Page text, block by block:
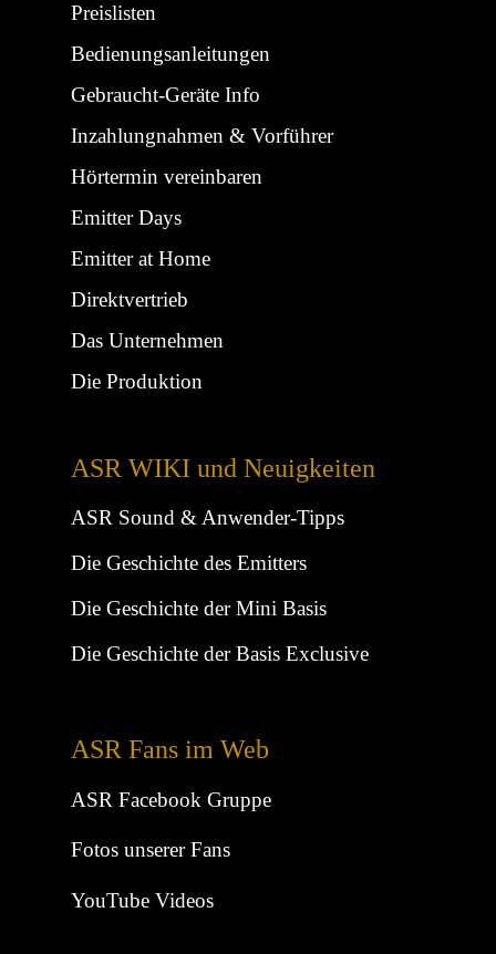
ASR WIKI und Neuigkeiten
ASR Sound & Anwender-Tipps
Die Geschichte des Emitters
Die Geschichte der Mini Basis
Die Geschichte der Basis Exclusive
ASR Fans im Web
ASR Facebook Gruppe
Fotos unserer Fans
YouTube Videos
Preislisten
Bedienungsanleitungen
Gebraucht-Geräte Info
Inzahlungnahmen & Vorführer
Hörtermin vereinbaren
Emitter Days
Emitter at Home
Direktvertrieb
Das Unternehmen
Die Produktion